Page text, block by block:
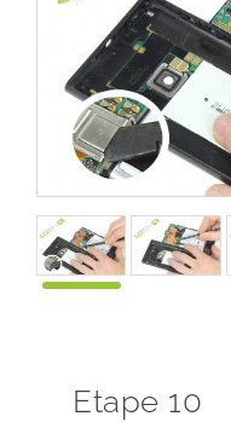
Etape 10